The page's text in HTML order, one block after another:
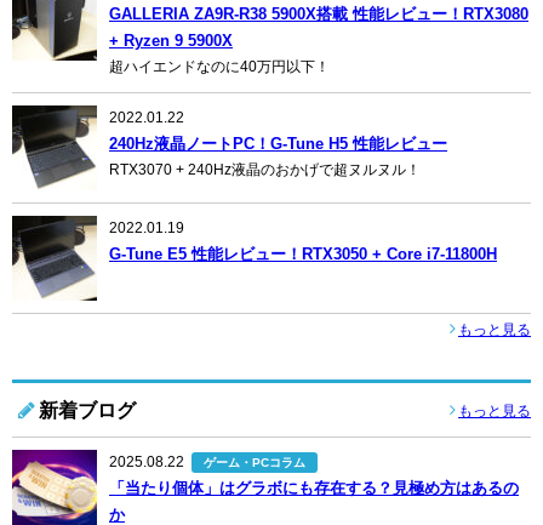
GALLERIA ZA9R-R38 5900X搭載 性能レビュー！RTX3080
+ Ryzen 9 5900X
超ハイエンドなのに40万円以下！
2022.01.22
240Hz液晶ノートPC！G-Tune H5 性能レビュー
RTX3070 + 240Hz液晶のおかげで超ヌルヌル！
2022.01.19
G-Tune E5 性能レビュー！RTX3050 + Core i7-11800H
もっと見る
新着ブログ もっと見る
2025.08.22 ゲーム・PCコラム
「当たり個体」はグラボにも存在する？見極め方はあるの
か